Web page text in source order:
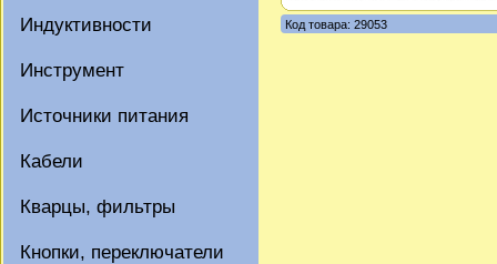
Индуктивности
Инструмент
Источники питания
Кабели
Кварцы, фильтры
Кнопки, переключатели
Код товара: 29053